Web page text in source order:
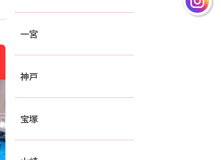
一宮
神戸
宝塚